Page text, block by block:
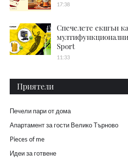
17:38
Спечелете екшън
Sport
11:33
Приятели
Печели пари от дома
Апартамент за гости Велико Търново
Pieces of me
Идеи за готвене